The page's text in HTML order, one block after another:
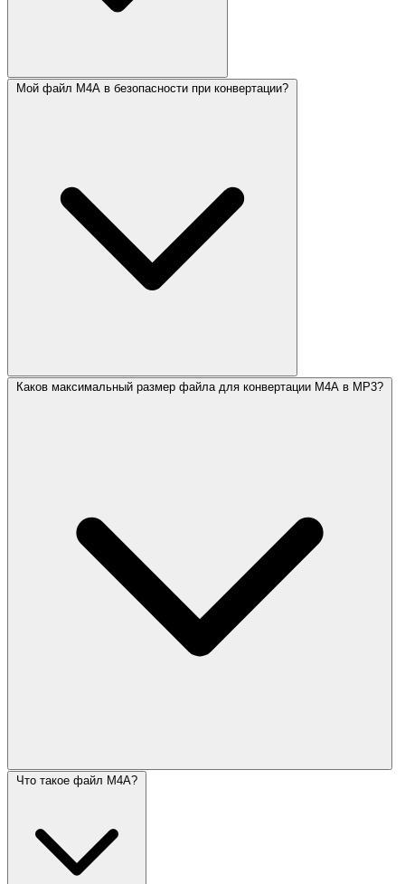
Мой файл M4A в безопасности при конвертации?
Каков максимальный размер файла для конвертации M4A в MP3?
Что такое файл M4A?